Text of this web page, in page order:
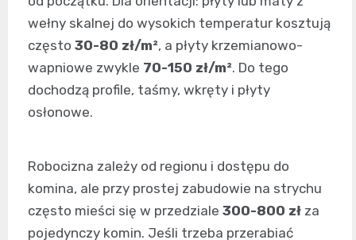
wełny skalnej do wysokich temperatur kosztują
często 30-80 zł/m², a płyty krzemianowo-
wapniowe zwykle 70-150 zł/m². Do tego
dochodzą profile, taśmy, wkręty i płyty
osłonowe.
Robocizna zależy od regionu i dostępu do
komina, ale przy prostej zabudowie na strychu
często mieści się w przedziale 300-800 zł za
pojedynczy komin. Jeśli trzeba przerabiać